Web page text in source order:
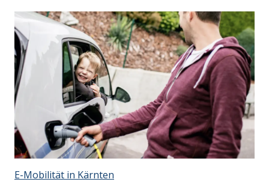
E-Mobilität in Kärnten